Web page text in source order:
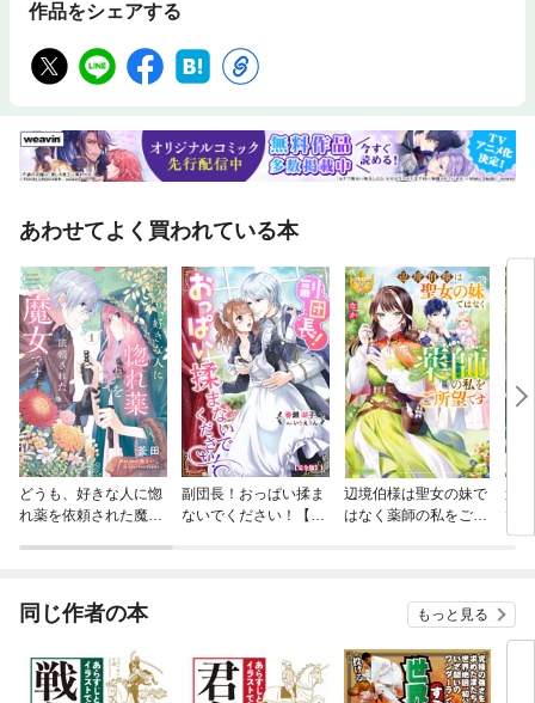
作品をシェアする
あわせてよく買われている本
どうも、好きな人に惚
れ薬を依頼された魔女
副団長！おっぱい揉ま
ないでください！【完
辺境伯様は聖女の妹で
はなく薬師の私をご所
追
で
れ
同じ作者の本 もっと見る